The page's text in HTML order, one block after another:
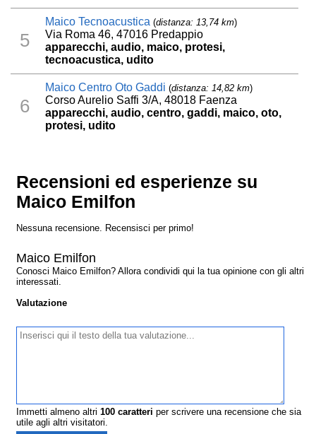
5
Maico Tecnoacustica (distanza: 13,74 km)
Via Roma 46, 47016 Predappio
apparecchi, audio, maico, protesi,
tecnoacustica, udito
6
Maico Centro Oto Gaddi (distanza: 14,82 km)
Corso Aurelio Saffi 3/A, 48018 Faenza
apparecchi, audio, centro, gaddi, maico, oto,
protesi, udito
Recensioni ed esperienze su
Maico Emilfon
Nessuna recensione. Recensisci per primo!
Maico Emilfon
Conosci Maico Emilfon? Allora condividi qui la tua opinione con gli altri
interessati.
Valutazione
Immetti almeno altri100 caratteri per scrivere una recensione che sia
utile agli altri visitatori.